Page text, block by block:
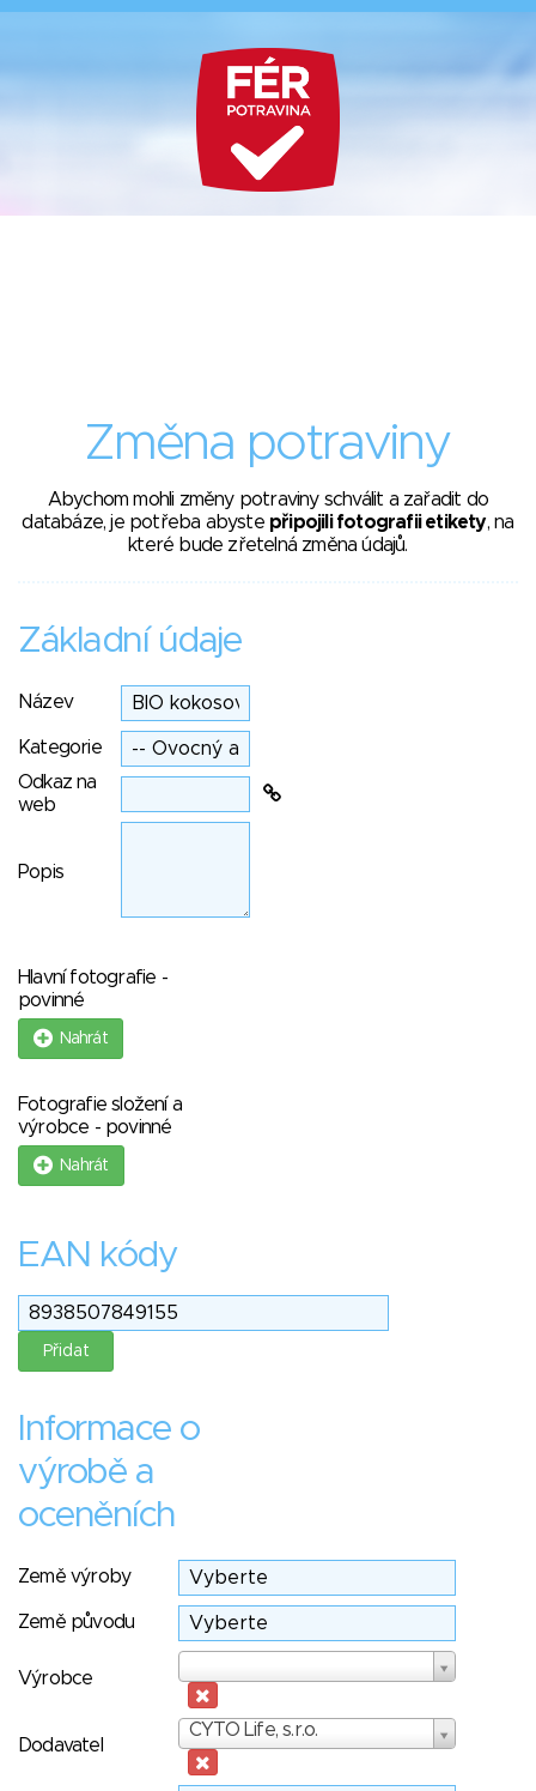
Změna potraviny
Abychom mohli změny potraviny schválit a zařadit do
databáze, je potřeba abyste připojili fotografii etikety, na
které bude zřetelná změna údajů.
Základní údaje
Název
Kategorie
Odkaz na
web
Popis
Hlavní fotografie -
povinné
Nahrát
Fotografie složení a
výrobce - povinné
Nahrát
EAN kódy
Informace o
výrobě a
oceněních
Země výroby
Země původu
Výrobce
Dodavatel
CYTO Life, s.r.o.
Dodavatel